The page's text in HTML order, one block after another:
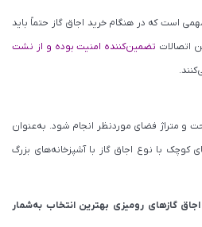
مهمی است که در هنگام خرید اجاق گاز حتماً باید
اتصالات تضمین‌کننده امنیت بوده و از نشت
و متراژ فضای موردنظر انجام شود. به‌عنوان
کوچک با نوع اجاق گاز با آشپزخانه‌های بزرگ
گازهای رومیزی بهترین انتخاب به‌شمار